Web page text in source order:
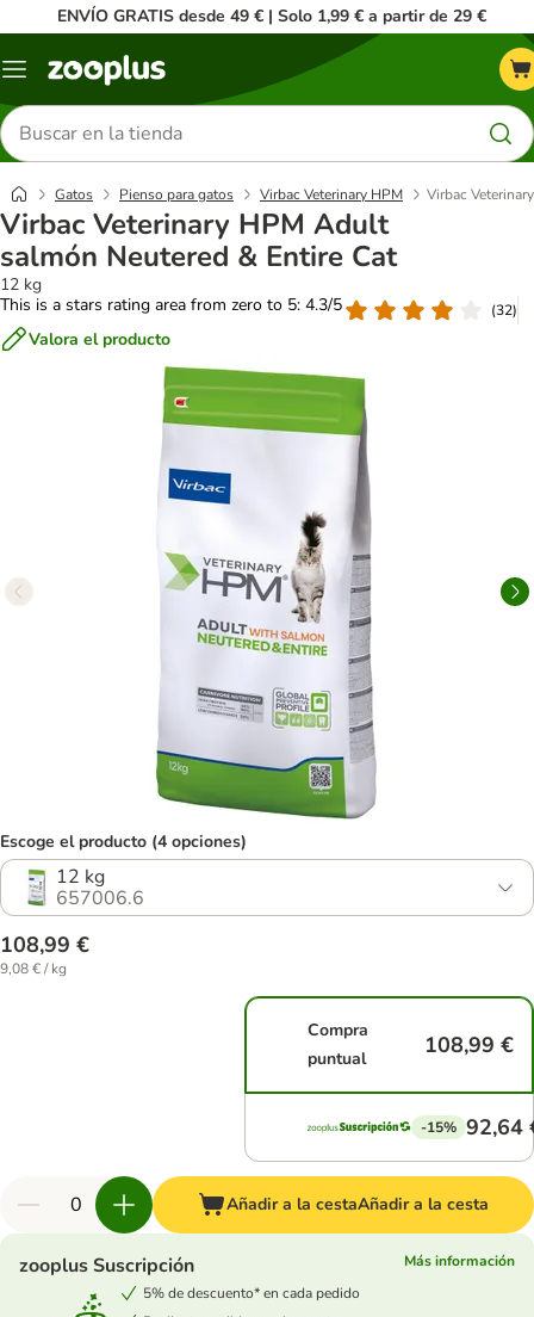
ENVÍO GRATIS desde 49 € | Solo 1,99 € a partir de 29 €
Menú
Buscar
productos
Gatos Pienso para gatos Virbac Veterinary HPM Virbac
Virbac Veterinary HPM Adult
salmón Neutered & Entire Cat
12 kg
This is a stars rating area from zero to 5: 4.3/5
(32)
Valora el producto
Escoge el producto (4 opciones)
12 kg
657006.6
108,99 €
9,08 € / kg
Compra
puntual
108,99 €
-15% 92,64
Añadir a la cestaAñadir a la cesta
zooplus Suscripción
Más información
5% de descuento* en cada pedido